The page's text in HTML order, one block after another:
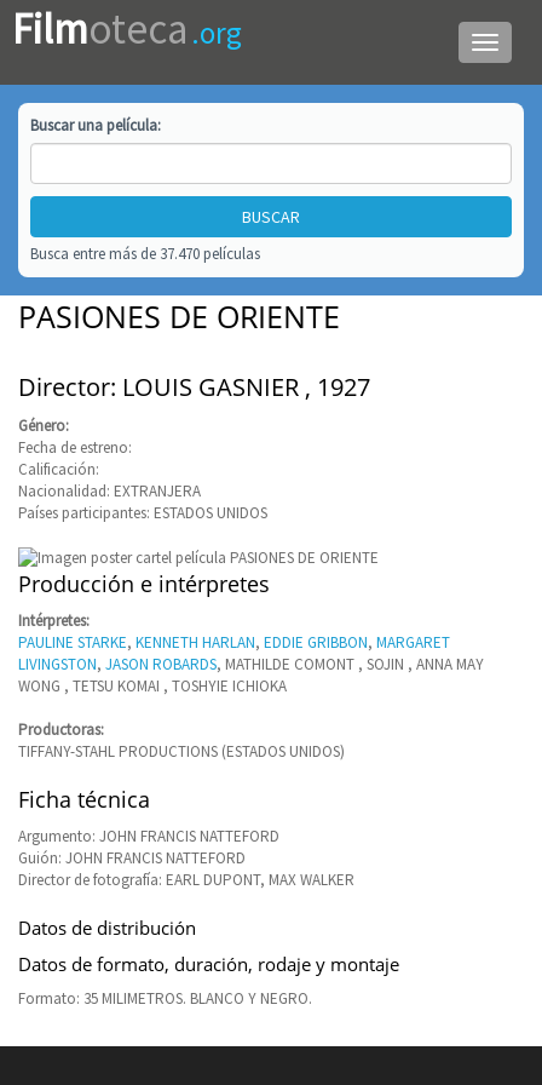
Menú
de
Filmoteca .org
Buscar unapelícula:
Busca entre más de 37.470 películas
PASIONES DE ORIENTE
Director: LOUIS GASNIER , 1927
Género:
Fecha de estreno:
Calificación:
Nacionalidad: EXTRANJERA
Países participantes: ESTADOS UNIDOS
Producción e intérpretes
Intérpretes:
PAULINE STARKE, KENNETH HARLAN, EDDIE GRIBBON, MARGARET
LIVINGSTON, JASON ROBARDS, MATHILDE COMONT , SOJIN , ANNA MAY
WONG , TETSU KOMAI , TOSHYIE ICHIOKA
Productoras:
TIFFANY-STAHL PRODUCTIONS (ESTADOS UNIDOS)
Ficha técnica
Argumento: JOHN FRANCIS NATTEFORD
Guión: JOHN FRANCIS NATTEFORD
Director de fotografía: EARL DUPONT, MAX WALKER
Datos de distribución
Datos de formato, duración, rodaje y montaje
Formato: 35 MILIMETROS. BLANCO Y NEGRO.